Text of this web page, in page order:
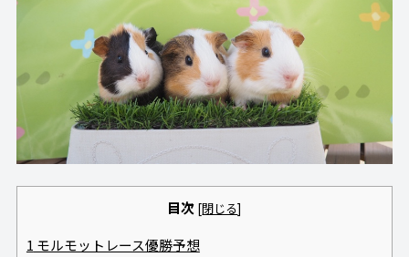
目次 [閉じる]
1 モルモットレース優勝予想